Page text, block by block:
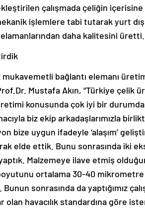
çalışmada çeliğin
işlemlere tabi tutarak yurt
daha kalitesini üretti.
bağlantı elemanı
Mustafa Akın, “Türkiye çelik
konusunda çok iyi bir
biz ekip arkadaşlarımızla
bize uygun ifadeyle ‘alaşım’
elde ettik. Bunu sonrasında iki
Malzemeye ilave etmiş
ortalama 30-40
sonrasında da yaptığımız
havacılık standardına göre